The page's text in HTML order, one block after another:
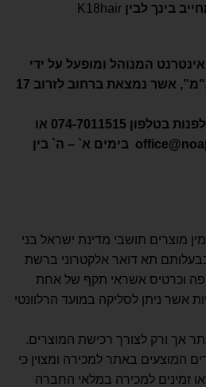
בינך לבין K18hair
המנוהל ומופעל על ידי
חברת “נעה שיווק פרו בע"מ”, אשר נמצאת ברחוב לזרוב 17
בכל שאלה או בירור ניתן לפנות בטלפון 074-7011515 או
בימים א` – ה` בין
מוצרים תושבי מדינת ישראל בני
תא דואר אלקטרוני ברשת
וכרטיס אשראי תקף של אחת
אשר ניתן לסליקה במועד הרלוונטי
המוצעים באתר למכירה ומצוין כי
זמינים למכירה במלאי החברה